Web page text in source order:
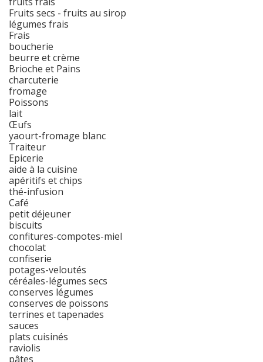
Fruits secs - fruits au sirop
légumes frais
Frais
boucherie
beurre et crème
Brioche et Pains
charcuterie
fromage
Poissons
lait
Œufs
yaourt-fromage blanc
Traiteur
Epicerie
aide à la cuisine
apéritifs et chips
thé-infusion
Café
petit déjeuner
biscuits
confitures-compotes-miel
chocolat
confiserie
potages-veloutés
céréales-légumes secs
conserves légumes
conserves de poissons
terrines et tapenades
sauces
plats cuisinés
raviolis
pâtes